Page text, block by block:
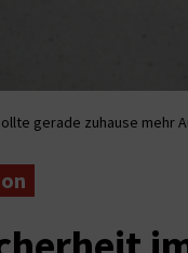
gerade zuhause mehr